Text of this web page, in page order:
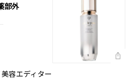
部外
容エディター